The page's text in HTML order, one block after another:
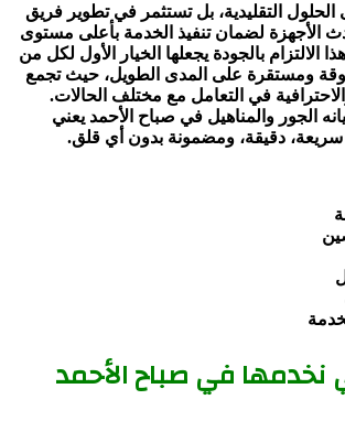
الحلول التقليدية، بل تستثمر في تطوير فريق
الأجهزة لضمان تنفيذ الخدمة بأعلى مستوى
الالتزام بالجودة يجعلها الخيار الأول لكل من
ومستقرة على المدى الطويل، حيث تجمع
في التعامل مع مختلف الحالات.
الجور والمناهيل في صباح الأحمد يعني
دقيقة، ومضمونة بدون أي قلق.
نخدمها في صباح الأحمد